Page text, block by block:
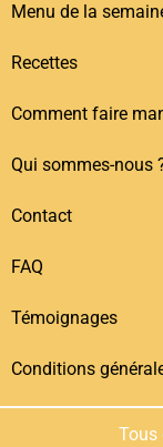
Menu de la
Recettes
Comment faire
Qui sommes-nous
Contact
FAQ
Témoignages
Conditions
Tous